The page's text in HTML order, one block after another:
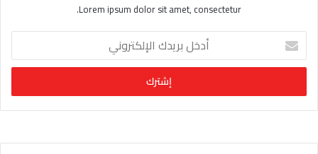
Lorem ipsum dolor sit amet, consectetur.
خ
ب
ر
د